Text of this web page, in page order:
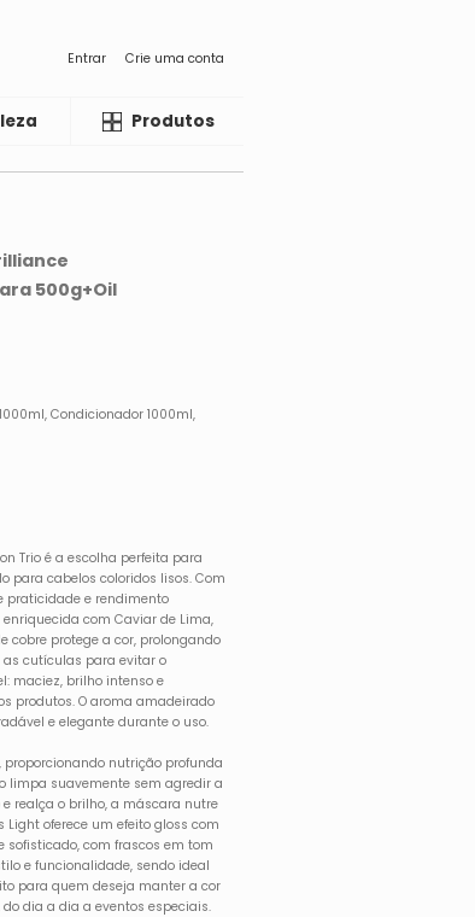
Entrar Crie uma conta
LiquidaProdutos
500g+Oil
Condicionador 1000ml,
Trio é a escolha perfeita para
para cabelos coloridos lisos. Com
praticidade e rendimento
com Caviar de Lima,
cobre protege a cor, prolongando
cutículas para evitar o
maciez, brilho intenso e
produtos. O aroma amadeirado
e elegante durante o uso.
nutrição profunda
limpa suavemente sem agredir a
realça o brilho, a máscara nutre
Light oferece um efeito gloss com
sofisticado, com frascos em tom
e funcionalidade, sendo ideal
para quem deseja manter a cor
dia a dia a eventos especiais.